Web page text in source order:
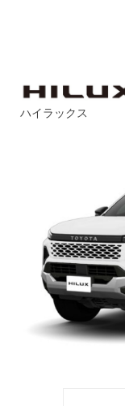
ハイラックス